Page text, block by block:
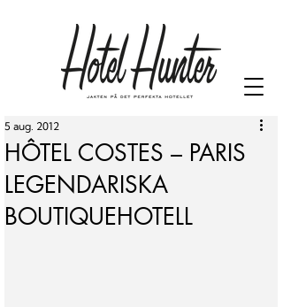
HÔTEL COSTES – PARIS
LEGENDARISKA
BOUTIQUEHOTELL
5 aug. 2012